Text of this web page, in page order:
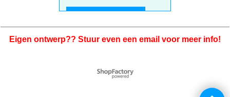
Eigen ontwerp?? Stuur even een email voor meer info!
Webwinkel gemaakt met
ShopFactory webwinkel